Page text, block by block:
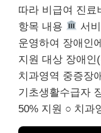
따라 비급여 진료
항목 내용
서
운영하여 장애인
지원 대상 장애인
치과영역 중증장
기초생활수급자
50% 지원 ○ 치과